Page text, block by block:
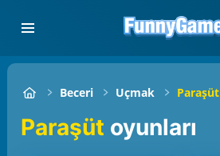
Beceri Uçmak Paraşüt
Paraşüt oyunları